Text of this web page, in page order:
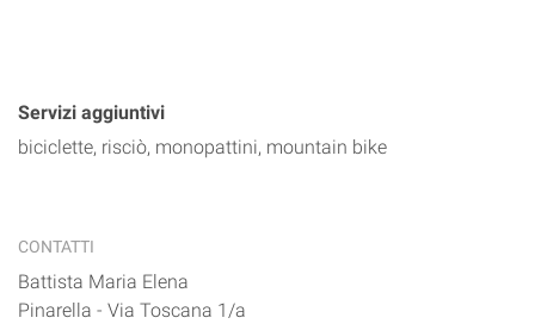
Servizi aggiuntivi
biciclette, risciò, monopattini, mountain bike
CONTATTI
Battista Maria Elena
Pinarella - Via Toscana 1/a